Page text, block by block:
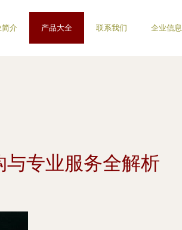
简介 产品大全 联系我们 企业信息
专业服务全解析